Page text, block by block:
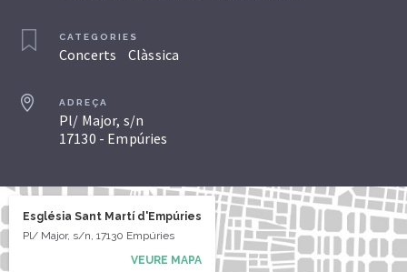
CATEGORIES
Concerts Clàssica
ADREÇA
Pl/ Major, s/n
17130 - Empúries
Església Sant Martí d'Empúries
Pl/ Major, s/n, 17130 Empúries
VEURE MAPA